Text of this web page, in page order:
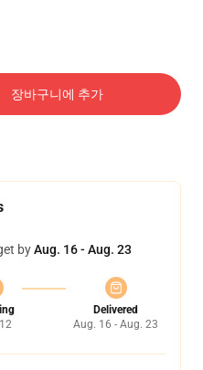
장바구니에 추가
byAug. 16 - Aug. 23
Delivered
Aug. 16 - Aug. 23